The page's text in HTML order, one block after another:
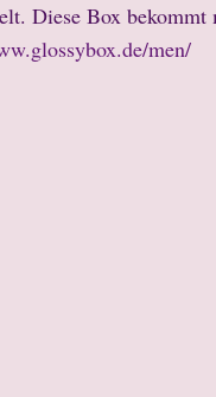
Diese Box bekommt
men/